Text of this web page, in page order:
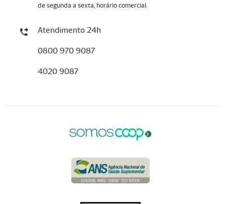
de segunda a sexta, horário comercial
Atendimento 24h
0800 970 9087
4020 9087